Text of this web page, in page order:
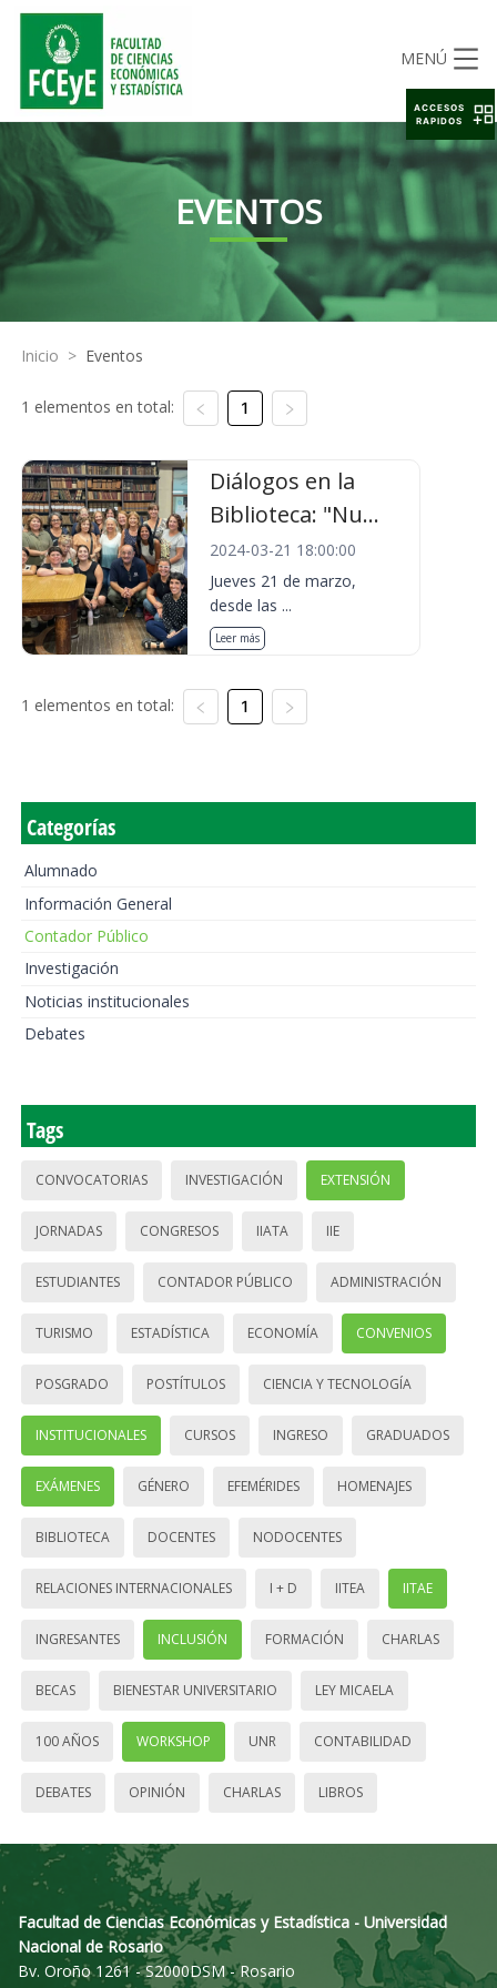
MENÚ
EVENTOS
Inicio > Eventos
1 elementos en total: 1
Diálogos en la
Biblioteca: "Nu...
2024-03-21 18:00:00
Jueves 21 de marzo,
desde las ...
Leer más
1 elementos en total: 1
Categorías
Alumnado
Información General
Contador Público
Investigación
Noticias institucionales
Debates
Tags
CONVOCATORIAS INVESTIGACIÓN EXTENSIÓN
JORNADAS CONGRESOS IIATA IIE
ESTUDIANTES CONTADOR PÚBLICO ADMINISTRACIÓN
TURISMO ESTADÍSTICA ECONOMÍA CONVENIOS
POSGRADO POSTÍTULOS CIENCIA Y TECNOLOGÍA
INSTITUCIONALES CURSOS INGRESO GRADUADOS
EXÁMENES GÉNERO EFEMÉRIDES HOMENAJES
BIBLIOTECA DOCENTES NODOCENTES
RELACIONES INTERNACIONALES I + D IITEA IITAE
INGRESANTES INCLUSIÓN FORMACIÓN CHARLAS
BECAS BIENESTAR UNIVERSITARIO LEY MICAELA
100 AÑOS WORKSHOP UNR CONTABILIDAD
DEBATES OPINIÓN CHARLAS LIBROS
Facultad de Ciencias Económicas y Estadística - Universidad
Nacional de Rosario
Bv. Oroño 1261 - S2000DSM - Rosario
ACCESOS
RAPIDOS